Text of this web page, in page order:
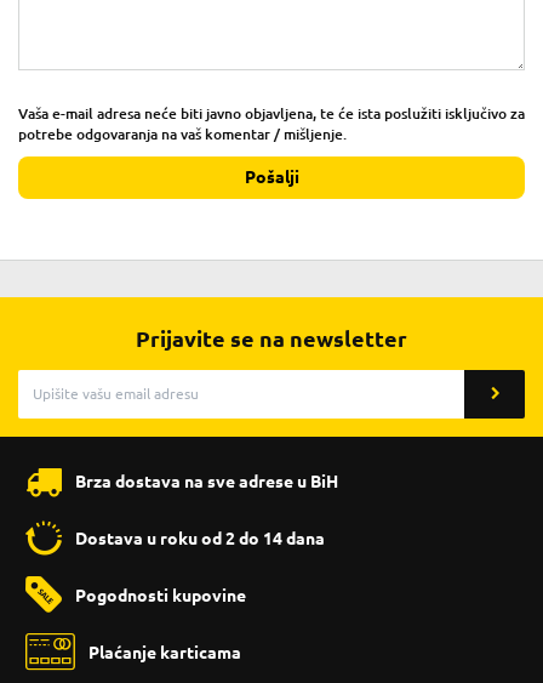
Vaša e-mail adresa neće biti javno objavljena, te će ista poslužiti isključivo za
potrebe odgovaranja na vaš komentar / mišljenje.
Pošalji
Prijavite se na newsletter
Brza dostava na sve adrese u BiH
Dostava u roku od 2 do 14 dana
Pogodnosti kupovine
Plaćanje karticama